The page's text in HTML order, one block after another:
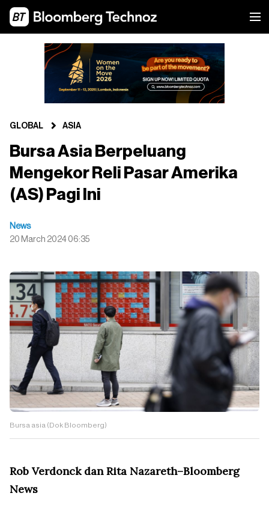
GLOBAL ASIA
Bursa Asia Berpeluang
Mengekor Reli Pasar Amerika
(AS) Pagi Ini
News
20 March 2024 06:35
Bursa asia (Dok Bloomberg)
Rob Verdonck dan Rita Nazareth–Bloomberg
News